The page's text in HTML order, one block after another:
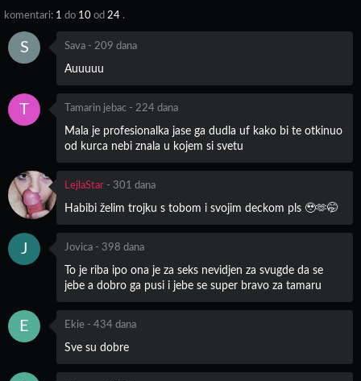
komentari: 1 do 10 od 24 .
S Sava - 209 dana
Auuuuu
T Tamarin jebac - 224 dana
Mala je profesionalka jase ga dudla uf kako bi te otkinuo
od kurca nebi znala u kojem si svetu
LejlaStar - 301 dana
Habibi želim trojku s tobom i svojim deckom pls 🥹🫶🤭
J Jovica - 398 dana
To je riba ipo ona je za seks nevidjen za svugde da se
jebe a dobro ga pusi i jebe se super bravo za tamaru
E Ekie - 434 dana
Sve su dobre